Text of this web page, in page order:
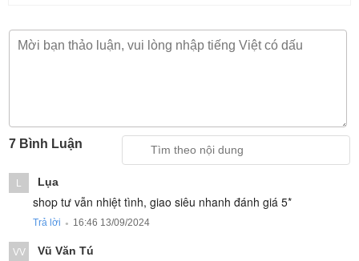
7 Bình Luận
L Lụa
shop tư vẫn nhiệt tình, giao siêu nhanh đánh giá 5*
Trả lời ● 16:46 13/09/2024
VV Vũ Văn Tú